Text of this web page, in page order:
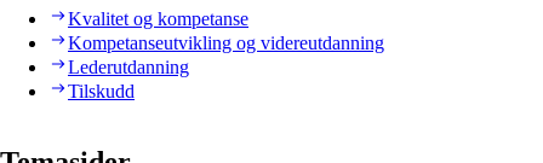
Kvalitet og kompetanse
Kompetanseutvikling og videreutdanning
Lederutdanning
Tilskudd